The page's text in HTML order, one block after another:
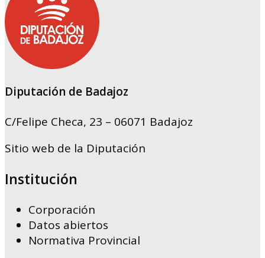
Diputación de Badajoz
C/Felipe Checa, 23 – 06071 Badajoz
Sitio web de la Diputación
Institución
Corporación
Datos abiertos
Normativa Provincial